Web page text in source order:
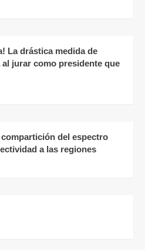
La drástica medida de
jurar como presidente que
del espectro
a las regiones